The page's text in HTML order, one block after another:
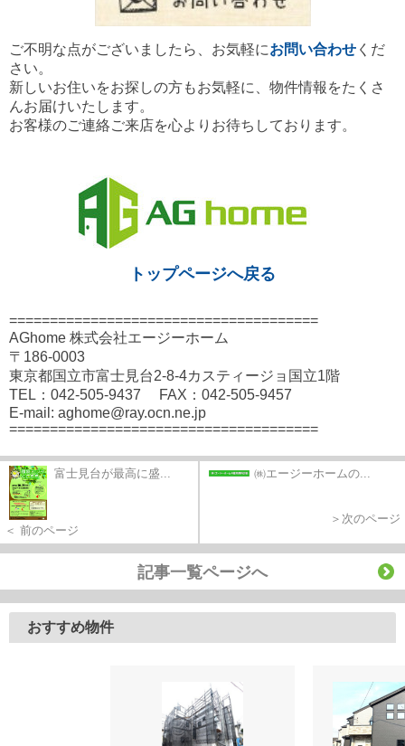
ご不明な点がございましたら、お気軽にお問い合わせ くだ
さい。
新しいお住いをお探しの方もお気軽に、 物件情報をたくさ
んお届けいたします。
お客様のご連絡ご来店を心よりお待ちしております。
トップページへ戻る
======================================
AGhome 株式会社エージーホーム
〒186-0003
東京都国立市富士見台2-8-4カスティージョ国立1階
TEL：042-505-9437 FAX：042-505-9457
E-mail: aghome@ray.ocn.ne.jp
======================================
富士見台が最高に盛...
＜ 前のページ
㈱エージーホームの...
＞次のページ
記事一覧ページへ
おすすめ物件